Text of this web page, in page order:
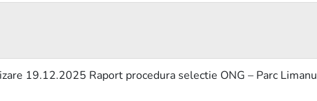
19.12.2025 Raport procedura selectie ONG – Parc Limanu